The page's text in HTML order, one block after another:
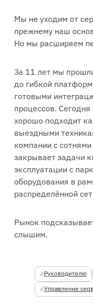
Мы не уходим от
прежнему наш
Но мы расширяем
За 11 лет мы
до гибкой
готовыми
процессов.
хорошо подходит
выездными
компании с
закрывает задачи
эксплуатации с
оборудования в
распределённой
Рынок
слышим.
Руководителю
Управление